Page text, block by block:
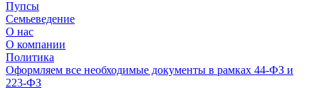
Пупсы
Семьеведение
О нас
О компании
Политика
Оформляем все необходимые документы в рамках 44-ФЗ и
223-ФЗ